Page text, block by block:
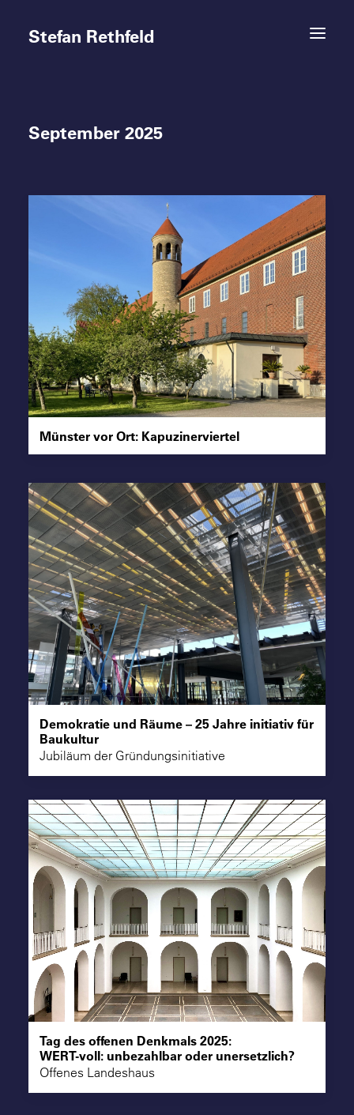
Stefan Rethfeld
Termine
Suche
September 2025
Münster vor Ort: Kapuzinerviertel
Demokratie und Räume – 25 Jahre initiativ für
Baukultur
Jubiläum der Gründungsinitiative
Tag des offenen Denkmals 2025:
WERT-voll: unbezahlbar oder unersetzlich?
Offenes Landeshaus